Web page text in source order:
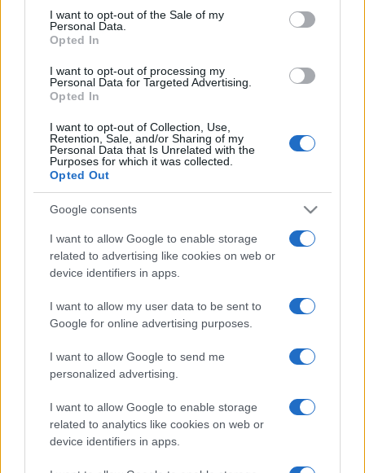
consent section.
I want to opt-out of the Sale of my
Personal Data.
Opted In
I want to opt-out of processing my
Personal Data for Targeted Advertising.
Opted In
I want to opt-out of Collection, Use,
Retention, Sale, and/or Sharing of my
Personal Data that Is Unrelated with the
Purposes for which it was collected.
Opted Out
Google consents
I want to allow Google to enable storage
related to advertising like cookies on web or
device identifiers in apps.
I want to allow my user data to be sent to
Google for online advertising purposes.
I want to allow Google to send me
personalized advertising.
I want to allow Google to enable storage
related to analytics like cookies on web or
device identifiers in apps.
Festival estivi a Roma: come il
18 minuti fa
Rifugiarsi dal Sole
19 minuti fa
Roma e Lazio: il calciomercato tra
23 minuti fa
PIÙ LETTE
stradale a rischio tra indifferenza e
irresponsabilità